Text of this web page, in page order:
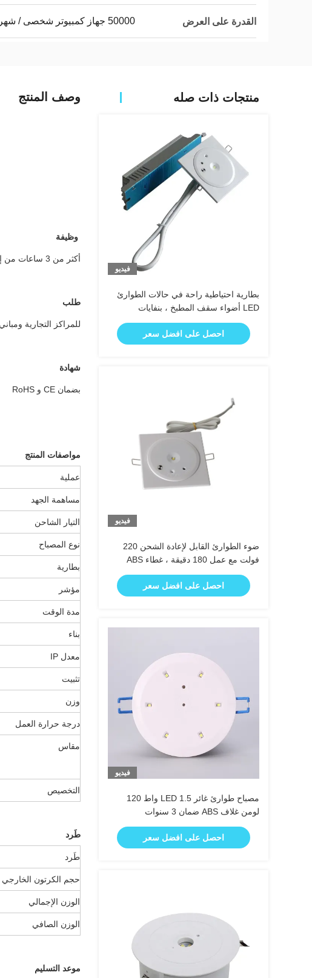
القدرة على العرض 50000 جهاز كمبيوتر شخصى / شهر
منتجات ذات صله
فيديو
بطارية احتياطية راحة في حالات الطوارئ
LED أضواء سقف المطبخ ، بنفايات
احصل على افضل سعر
فيديو
ضوء الطوارئ القابل لإعادة الشحن 220
فولت مع عمل 180 دقيقة ، غطاء ABS
مضاد للحريق ومتمركز على الحائط
احصل على افضل سعر
فيديو
مصباح طوارئ غائر LED 1.5 واط 120
لومن غلاف ABS ضمان 3 سنوات
احصل على افضل سعر
وصف المنتج
وظيفة
أكثر من 3 ساعات من إضاءة الطوارئ بعد انقطاع التيار الكهربائي المفاجئ
طلب
للمراكز التجارية
شهادة
بضمان CE و RoHS
مواصفات المنتج
عملية
مساهمة الجهد
التيار الشاحن
نوع المصباح
بطارية
مؤشر
مدة الوقت
بناء
معدل IP
تثبيت
وزن
درجة حرارة العمل
مقاس
التخصيص
طَرد
طَرد
حجم الكرتون الخارجي
الوزن الإجمالي
الوزن الصافي
موعد التسليم